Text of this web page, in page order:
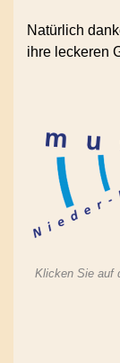
Natürlich
ihre leckeren
Klicken Sie auf